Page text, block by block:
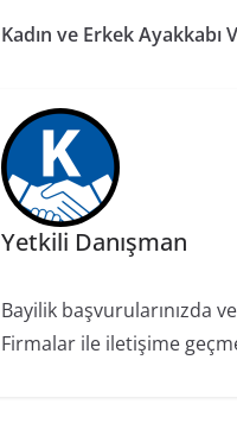
Kadın ve Erkek Ayakkabı
Yetkili Danışman
Bayilik başvurularınızda
Firmalar ile iletişime